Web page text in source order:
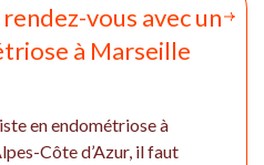
vous avec un
à Marseille
en endométriose à
Côte d’Azur, il faut